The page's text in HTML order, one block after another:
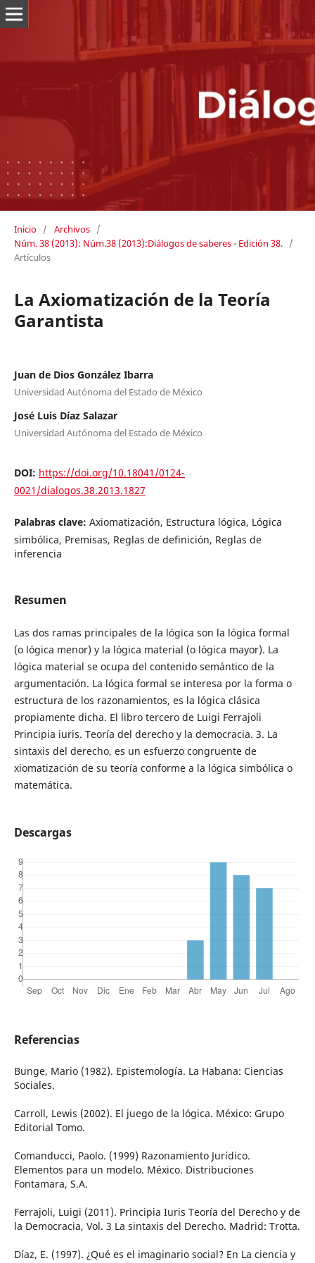
Inicio / Archivos /
Núm. 38 (2013): Núm.38 (2013):Diálogos de saberes - Edición 38. /
Artículos
La Axiomatización de la Teoría
Garantista
Juan de Dios González Ibarra
Universidad Autónoma del Estado de México
José Luis Díaz Salazar
Universidad Autónoma del Estado de México
DOI: https://doi.org/10.18041/0124-
0021/dialogos.38.2013.1827
Palabras clave: Axiomatización, Estructura lógica, Lógica
simbólica, Premisas, Reglas de definición, Reglas de
inferencia
Resumen
Las dos ramas principales de la lógica son la lógica formal
(o lógica menor) y la lógica material (o lógica mayor). La
lógica material se ocupa del contenido semántico de la
argumentación. La lógica formal se interesa por la forma o
estructura de los razonamientos, es la lógica clásica
propiamente dicha. El libro tercero de Luigi Ferrajoli
Principia iuris. Teoría del derecho y la democracia. 3. La
sintaxis del derecho, es un esfuerzo congruente de
xiomatización de su teoría conforme a la lógica simbólica o
matemática.
Descargas
Referencias
Bunge, Mario (1982). Epistemología. La Habana: Ciencias
Sociales.
Carroll, Lewis (2002). El juego de la lógica. México: Grupo
Editorial Tomo.
Comanducci, Paolo. (1999) Razonamiento Jurídico.
Elementos para un modelo. México. Distribuciones
Fontamara, S.A.
Ferrajoli, Luigi (2011). Principia Iuris Teoría del Derecho y de
la Democracia, Vol. 3 La sintaxis del Derecho. Madrid: Trotta.
Díaz, E. (1997). ¿Qué es el imaginario social? En La ciencia y